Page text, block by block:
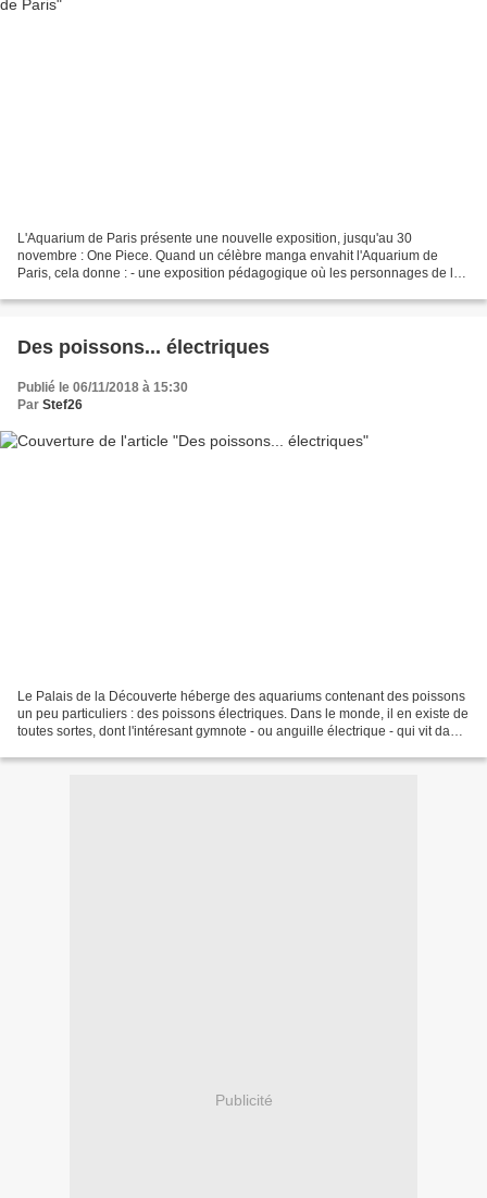
L'Aquarium de Paris présente une nouvelle exposition, jusqu'au 30
novembre : One Piece. Quand un célèbre manga envahit l'Aquarium de
Paris, cela donne : - une exposition pédagogique où les personnages de la
Des poissons... électriques
Publié le 06/11/2018 à 15:30
Par Stef26
Le Palais de la Découverte héberge des aquariums contenant des poissons
un peu particuliers : des poissons électriques. Dans le monde, il en existe de
toutes sortes, dont l'intéresant gymnote - ou anguille électrique - qui vit dans
Publicité